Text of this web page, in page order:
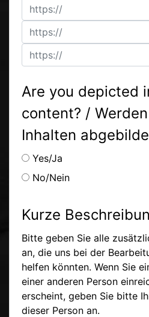
Are you depicted
content? /
Inhalten
Yes/Ja
No/Nein
Kurze
Bitte geben Sie alle
an, die uns bei der
helfen könnten. Wenn Sie
einer anderen Person
erscheint, geben Sie bitte
dieser Person an.